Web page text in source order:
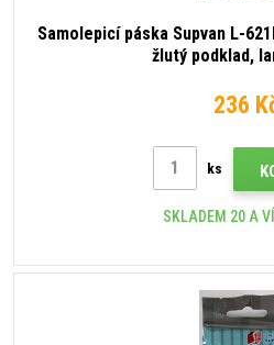
Samolepicí páska Supvan L-
žlutý podklad,
236
ks
SKLADEM 20 A